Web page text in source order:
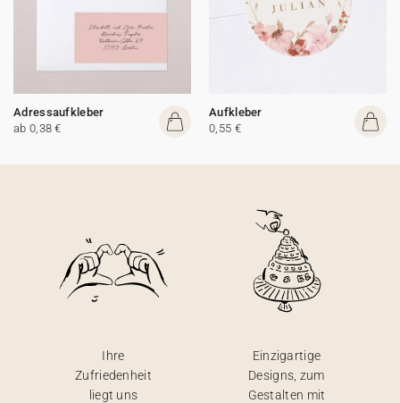
Adressaufkleber
ab 0,38 €
Aufkleber
0,55 €
Ihre
Zufriedenheit
liegt uns
Einzigartige
Designs, zum
Gestalten mit